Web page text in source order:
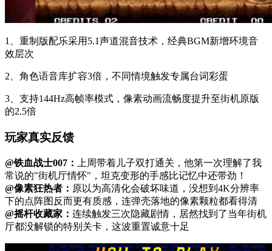
1、重制版配乐采用5.1声道混音技术，经典BGM新增环境音
效层次
2、角色语音库扩容3倍，不同情境触发专属台词彩蛋
3、支持144Hz高帧率模式，像素动画流畅度提升至街机原版
的2.5倍
玩家真实反馈
@铁血战士007：
上周带着儿子双打通关，他第一次理解了我
常说的"街机厅情怀"，坦克变形的手感比记忆中还带劲！
@像素狂热者： 原以为高清化会破坏味道，没想到4K分辨率
下的点阵图反而更有质感，连弹壳落地的像素颗粒都看得清
@摇杆收藏家： 连续触发三次隐藏剧情，居然找到了当年街机
厅都没解锁的特别关卡，这波重置诚意十足